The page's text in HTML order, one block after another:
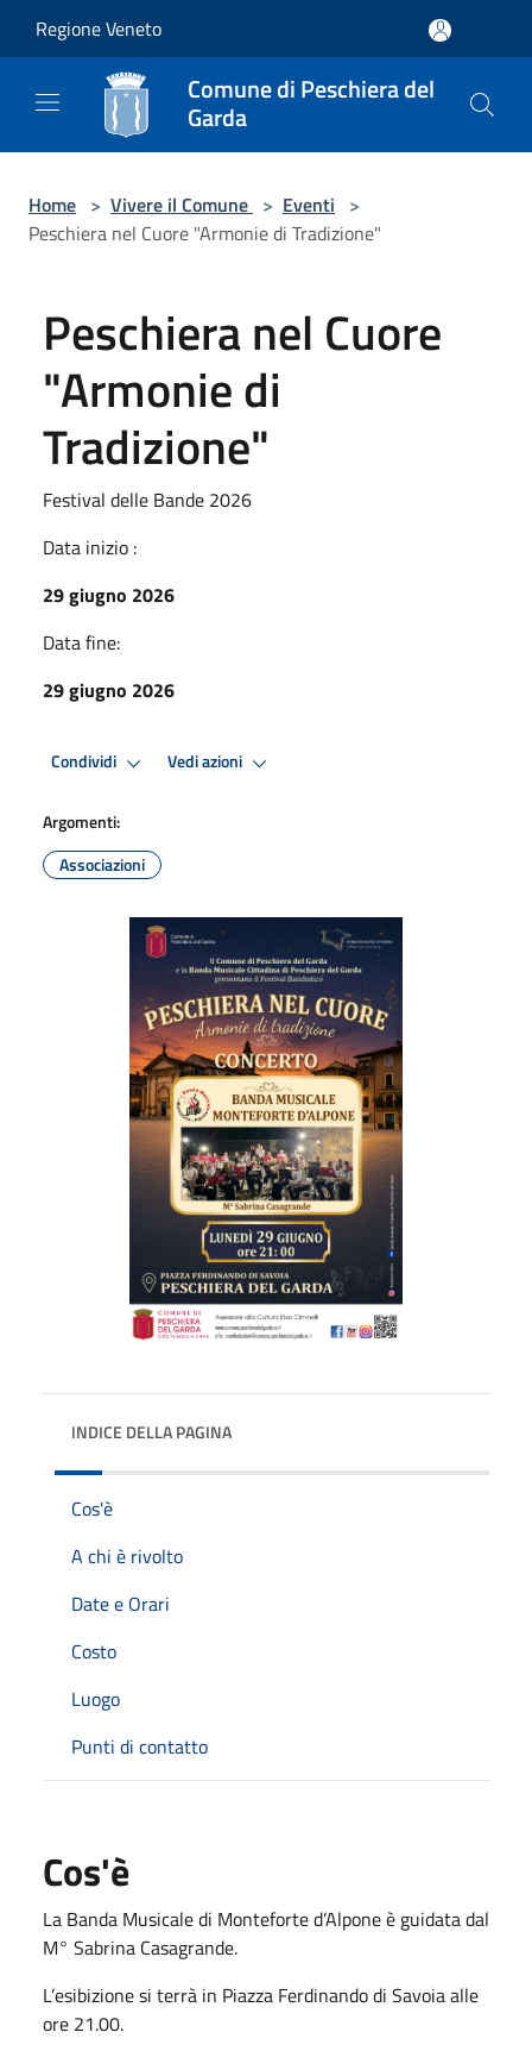
Regione Veneto
Comune di Peschiera del
Garda
Home > Vivere il Comune > Eventi >
Peschiera nel Cuore "Armonie di Tradizione"
Peschiera nel Cuore
"Armonie di
Tradizione"
Festival delle Bande 2026
Data inizio :
29 giugno 2026
Data fine:
29 giugno 2026
Condividi Vedi azioni
Argomenti:
Associazioni
INDICE DELLA PAGINA
Cos'è
A chi è rivolto
Date e Orari
Costo
Luogo
Punti di contatto
Cos'è
La Banda Musicale di Monteforte d’Alpone è guidata dal
M° Sabrina Casagrande.
L’esibizione si terrà in Piazza Ferdinando di Savoia alle
ore 21.00.